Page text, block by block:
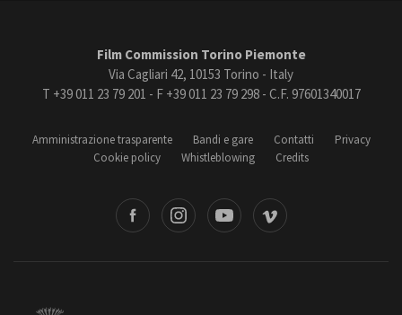
Film Commission Torino Piemonte
Via Cagliari 42, 10153 Torino - Italy
T +39 011 23 79 201 - F +39 011 23 79 298 - C.F. 97601340017
Amministrazione trasparente Bandi e gare Contatti
Privacy
Cookie policy
Whistleblowing Credits
Vimeo